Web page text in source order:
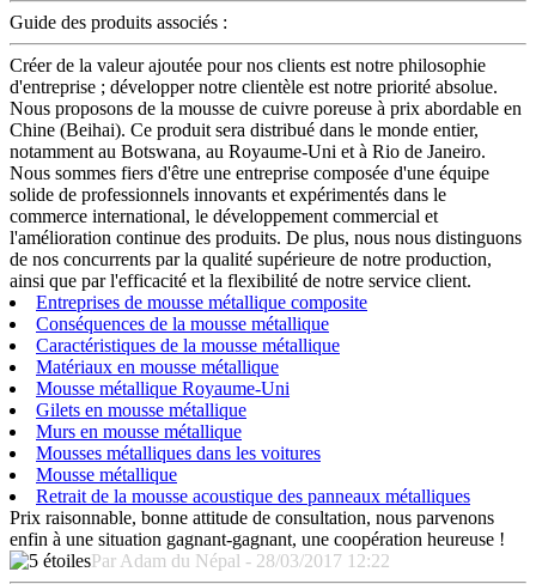
Guide des produits associés :
Créer de la valeur ajoutée pour nos clients est notre philosophie
d'entreprise ; développer notre clientèle est notre priorité absolue.
Nous proposons de la mousse de cuivre poreuse à prix abordable en
Chine (Beihai). Ce produit sera distribué dans le monde entier,
notamment au Botswana, au Royaume-Uni et à Rio de Janeiro.
Nous sommes fiers d'être une entreprise composée d'une équipe
solide de professionnels innovants et expérimentés dans le
commerce international, le développement commercial et
l'amélioration continue des produits. De plus, nous nous distinguons
de nos concurrents par la qualité supérieure de notre production,
ainsi que par l'efficacité et la flexibilité de notre service client.
Entreprises de mousse métallique composite
Conséquences de la mousse métallique
Caractéristiques de la mousse métallique
Matériaux en mousse métallique
Mousse métallique Royaume-Uni
Gilets en mousse métallique
Murs en mousse métallique
Mousses métalliques dans les voitures
Mousse métallique
Retrait de la mousse acoustique des panneaux métalliques
Prix ​​raisonnable, bonne attitude de consultation, nous parvenons
enfin à une situation gagnant-gagnant, une coopération heureuse !
Par Adam du Népal - 28/03/2017 12:22